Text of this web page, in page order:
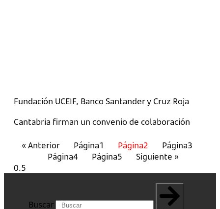
Fundación UCEIF, Banco Santander y Cruz Roja
Cantabria firman un convenio de colaboración
« Anterior Página1 Página2 Página3
Página4 Página5 Siguiente »
Buscar